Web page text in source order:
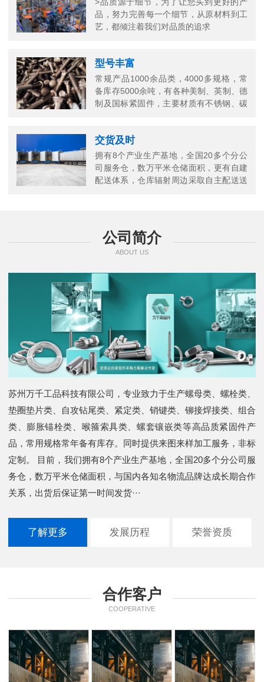
品，努力完善每一个细节，从原材料到工
艺，都倾注着我们对品质的追求
型号丰富
常规产品1000余品类，4000多规格，常
备库存5000余吨，有各种美制、英制、德
制及国标紧固件，主要材质有不锈钢、碳
交货及时
拥有8个产业生产基地，全国20多个分公
司服务仓，数万平米仓储面积，更有自建
配送体系，仓库辐射周边采取自主配送送
公司简介
ABOUT US
苏州万千工品科技有限公司，专业致力于生产螺母类、螺栓类、
垫圈垫片类、自攻钻尾类、紧定类、销键类、铆接焊接类、组合
类、膨胀锚栓类、喉箍索具类、螺套镶嵌类等高品质紧固件产
品，常用规格常年备有库存。同时提供来图来样加工服务，非标
定制。 目前，我们拥有8个产业生产基地，全国20多个分公司服
务仓，数万平米仓储面积，与国内各知名物流品牌达成长期合作
关系，出货后保证第一时间发货···
了解更多 发展历程 荣誉资质
合作客户
COOPERATIVE